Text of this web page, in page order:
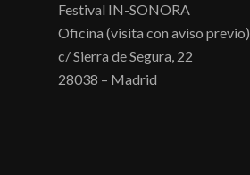
Festival IN-SONORA
Oficina (visita con aviso previo)
c/ Sierra de Segura, 22
28038 – Madrid